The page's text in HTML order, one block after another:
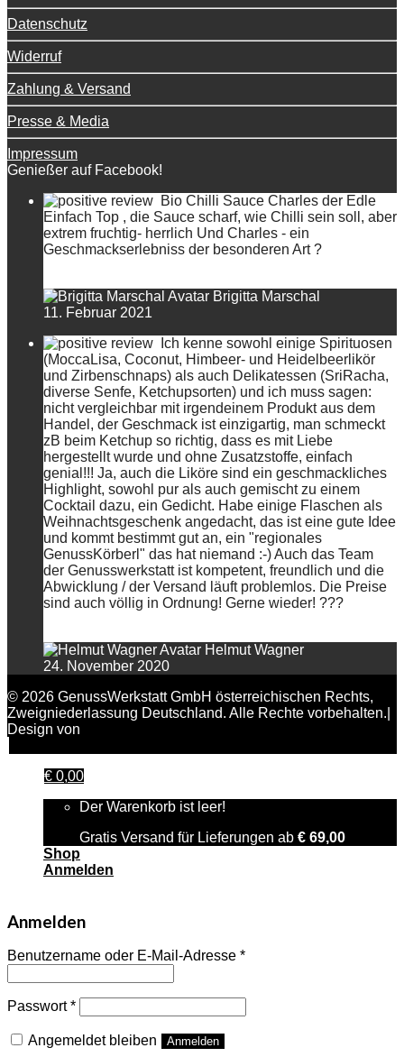
Datenschutz
Widerruf
Zahlung & Versand
Presse & Media
Impressum
Genießer auf Facebook!
Bio Chilli Sauce Charles der Edle
Einfach Top , die Sauce scharf, wie Chilli sein soll, aber
extrem fruchtig- herrlich Und Charles - ein
Geschmackserlebniss der besonderen Art ?
Brigitta Marschal
11. Februar 2021
Ich kenne sowohl einige Spirituosen
(MoccaLisa, Coconut, Himbeer- und Heidelbeerlikör
und Zirbenschnaps) als auch Delikatessen (SriRacha,
diverse Senfe, Ketchupsorten) und ich muss sagen:
nicht vergleichbar mit irgendeinem Produkt aus dem
Handel, der Geschmack ist einzigartig, man schmeckt
zB beim Ketchup so richtig, dass es mit Liebe
hergestellt wurde und ohne Zusatzstoffe, einfach
genial!!! Ja, auch die Liköre sind ein geschmackliches
Highlight, sowohl pur als auch gemischt zu einem
Cocktail dazu, ein Gedicht. Habe einige Flaschen als
Weihnachtsgeschenk angedacht, das ist eine gute Idee
und kommt bestimmt gut an, ein "regionales
GenussKörberl" das hat niemand :-) Auch das Team
der Genusswerkstatt ist kompetent, freundlich und die
Abwicklung / der Versand läuft problemlos. Die Preise
sind auch völlig in Ordnung! Gerne wieder! ???
Helmut Wagner
24. November 2020
© 2026 GenussWerkstatt GmbH österreichischen Rechts,
Zweigniederlassung Deutschland. Alle Rechte vorbehalten.|
Design von
€ 0,00
Der Warenkorb ist leer!
Gratis Versand für Lieferungen ab € 69,00
Shop
Anmelden
Anmelden
Benutzername oder E-Mail-Adresse *
Passwort*
Angemeldet bleiben Anmelden